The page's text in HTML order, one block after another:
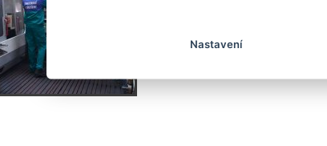
plánovacího IT systému
špičkovými výrobními technologiemi.
Nastavení